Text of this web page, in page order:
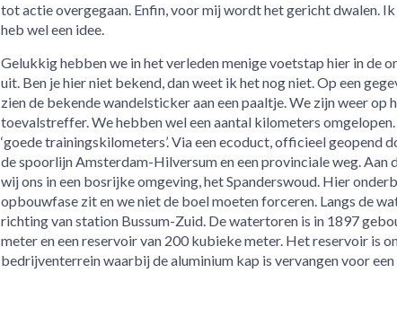
tot actie overgegaan. Enfin, voor mij wordt het gericht dwalen.
heb wel een idee.
Gelukkig hebben we in het verleden menige voetstap hier in de
uit. Ben je hier niet bekend, dan weet ik het nog niet. Op een
zien de bekende wandelsticker aan een paaltje. We zijn weer op
toevalstreffer. We hebben wel een aantal kilometers
‘goede trainingskilometers’. Via een ecoduct, officieel geopend
de spoorlijn Amsterdam-Hilversum en een provinciale weg. Aan
wij ons in een bosrijke omgeving, het Spanderswoud. Hier
opbouwfase zit en we niet de boel moeten forceren. Langs de
richting van station Bussum-Zuid. De watertoren is in 1897
meter en een reservoir van 200 kubieke meter. Het reservoir is
bedrijventerrein waarbij de aluminium kap is vervangen voor